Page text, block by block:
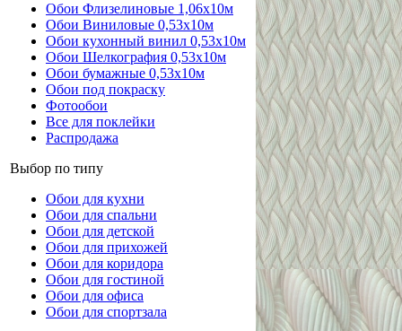
Обои Флизелиновые 1,06х10м
Обои Виниловые 0,53х10м
Обои кухонный винил 0,53х10м
Обои Шелкография 0,53x10м
Обои бумажные 0,53х10м
Обои под покраску
Фотообои
Все для поклейки
Распродажа
Выбор по типу
Обои для кухни
Обои для спальни
Обои для детской
Обои для прихожей
Обои для коридора
Обои для гостиной
Обои для офиса
Обои для спортзала